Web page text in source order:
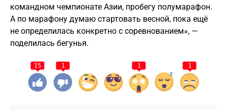
командном чемпионате Азии, пробегу полумарафон.
А по марафону думаю стартовать весной, пока ещё
не определилась конкретно с соревнованием», —
поделилась бегунья.
15 1 1 1